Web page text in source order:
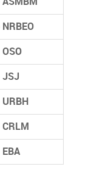
NRBEO
OSO
JSJ
URBH
CRLM
EBA